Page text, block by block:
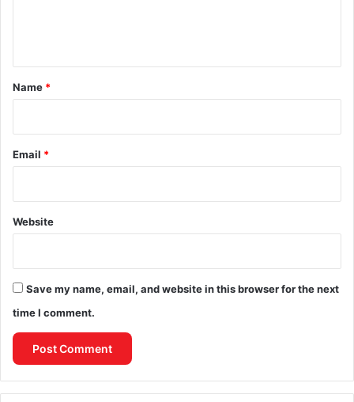
*
Name *
Email *
Website
Save my name, email, and website in this browser for the next
time I comment.